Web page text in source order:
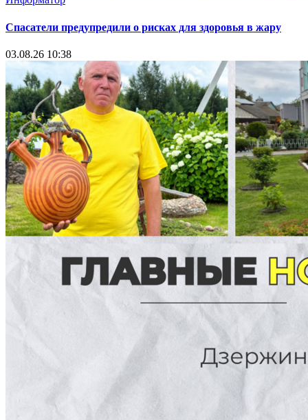
Спасатели предупредили о рисках для здоровья в жару
03.08.26 10:38